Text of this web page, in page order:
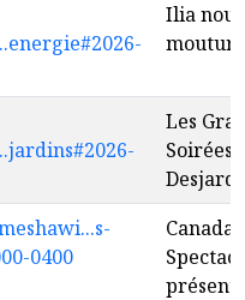
Ilia
mouture
Les
Soirées
0400